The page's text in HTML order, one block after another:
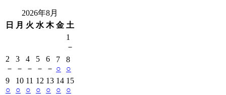
2026年8月
日
月 火 水 木 金 土
1
－
2
－
3
－
4
－
5
－
6
－
7
○
8
○
9
○
10
○
11
○
12
○
13
○
14
○
15
○